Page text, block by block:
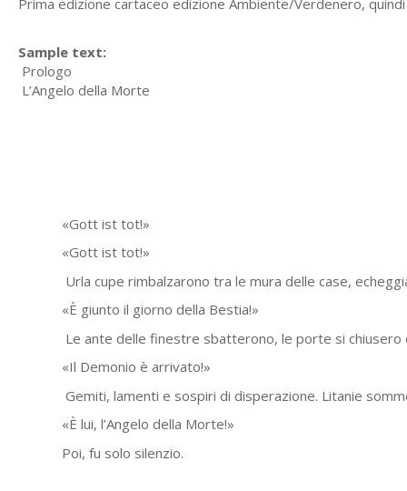
Prima edizione cartaceo edizione Ambiente/Verdenero,
Sample text:
Prologo
L’Angelo della Morte
«Gott ist tot!»
«Gott ist tot!»
Urla cupe rimbalzarono tra le mura delle case,
«È giunto il giorno della Bestia!»
Le ante delle finestre sbatterono, le porte si chiusero
«Il Demonio è arrivato!»
Gemiti, lamenti e sospiri di disperazione. Litanie
«È lui, l’Angelo della Morte!»
Poi, fu solo silenzio.